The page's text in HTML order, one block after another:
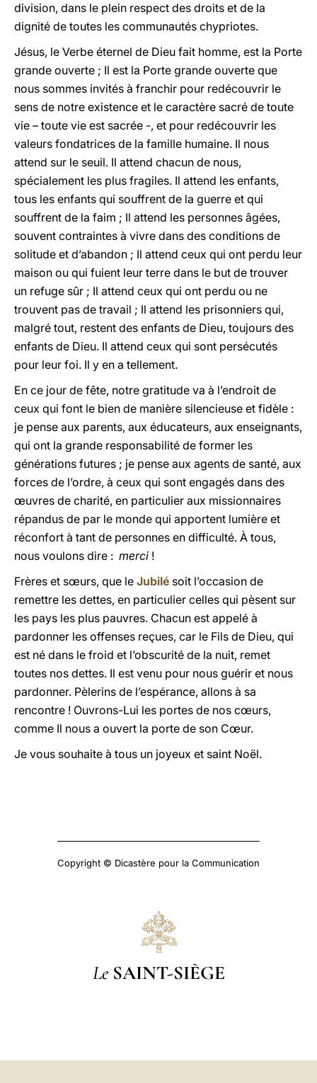
division, dans le plein respect des droits et de la
dignité de toutes les communautés chypriotes.
Jésus, le Verbe éternel de Dieu fait homme, est la Porte
grande ouverte ; Il est la Porte grande ouverte que
nous sommes invités à franchir pour redécouvrir le
sens de notre existence et le caractère sacré de toute
vie – toute vie est sacrée -, et pour redécouvrir les
valeurs fondatrices de la famille humaine. Il nous
attend sur le seuil. Il attend chacun de nous,
spécialement les plus fragiles. Il attend les enfants,
tous les enfants qui souffrent de la guerre et qui
souffrent de la faim ; Il attend les personnes âgées,
souvent contraintes à vivre dans des conditions de
solitude et d’abandon ; Il attend ceux qui ont perdu leur
maison ou qui fuient leur terre dans le but de trouver
un refuge sûr ; Il attend ceux qui ont perdu ou ne
trouvent pas de travail ; Il attend les prisonniers qui,
malgré tout, restent des enfants de Dieu, toujours des
enfants de Dieu. Il attend ceux qui sont persécutés
pour leur foi. Il y en a tellement.
En ce jour de fête, notre gratitude va à l’endroit de
ceux qui font le bien de manière silencieuse et fidèle :
je pense aux parents, aux éducateurs, aux enseignants,
qui ont la grande responsabilité de former les
générations futures ; je pense aux agents de santé, aux
forces de l’ordre, à ceux qui sont engagés dans des
œuvres de charité, en particulier aux missionnaires
répandus de par le monde qui apportent lumière et
réconfort à tant de personnes en difficulté. À tous,
nous voulons dire : merci !
Frères et sœurs, que le Jubilé soit l’occasion de
remettre les dettes, en particulier celles qui pèsent sur
les pays les plus pauvres. Chacun est appelé à
pardonner les offenses reçues, car le Fils de Dieu, qui
est né dans le froid et l’obscurité de la nuit, remet
toutes nos dettes. Il est venu pour nous guérir et nous
pardonner. Pèlerins de l’espérance, allons à sa
rencontre ! Ouvrons-Lui les portes de nos cœurs,
comme Il nous a ouvert la porte de son Cœur.
Je vous souhaite à tous un joyeux et saint Noël.
Copyright © Dicastère pour la Communication
Le SAINT-SIÈGE